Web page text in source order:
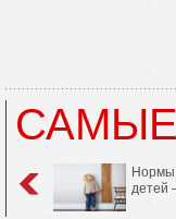
Нормы
детей